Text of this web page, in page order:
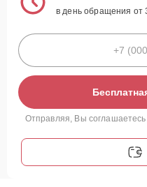
в день обращения от
Отправляя, Вы соглашаетесь